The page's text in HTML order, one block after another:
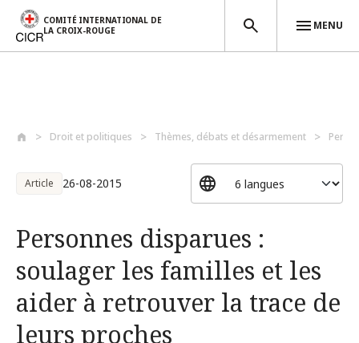
COMITÉ INTERNATIONAL DE
LA CROIX-ROUGE
MENU
Droit et politiques Thèmes, débats et désarmement
Article 26-08-2015
Personnes disparues :
soulager les familles et les
aider à retrouver la trace de
leurs proches